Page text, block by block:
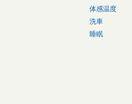
体感温度
洗車
睡眠